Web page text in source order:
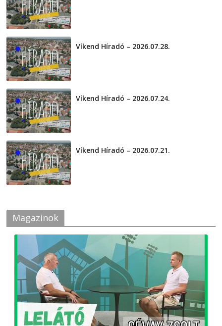
Víkend Híradó – 2026.07.28.
Víkend Híradó – 2026.07.24.
Víkend Híradó – 2026.07.21.
Magazinok